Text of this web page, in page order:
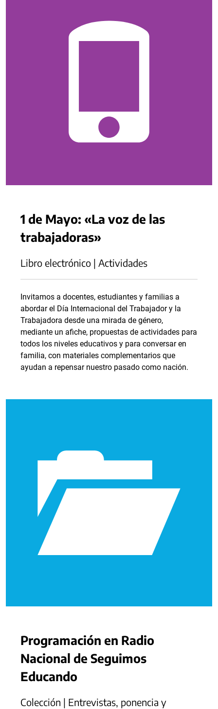
1 de Mayo: «La voz de las
trabajadoras»
Libro electrónico | Actividades
Invitamos a docentes, estudiantes y familias a
abordar el Día Internacional del Trabajador y la
Trabajadora desde una mirada de género,
mediante un afiche, propuestas de actividades para
todos los niveles educativos y para conversar en
familia, con materiales complementarios que
ayudan a repensar nuestro pasado como nación.
Programación en Radio
Nacional de Seguimos
Educando
Colección | Entrevistas, ponencia y